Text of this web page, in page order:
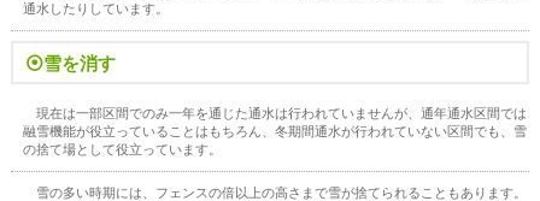
通水したりしています。
⦿雪を消す
現在は一部区間でのみ一年を通じた通水は行われていませんが、通年通水区間では
融雪機能が役立っていることはもちろん、冬期間通水が行われていない区間でも、雪
の捨て場として役立っています。
雪の多い時期には、フェンスの倍以上の高さまで雪が捨てられることもあります。